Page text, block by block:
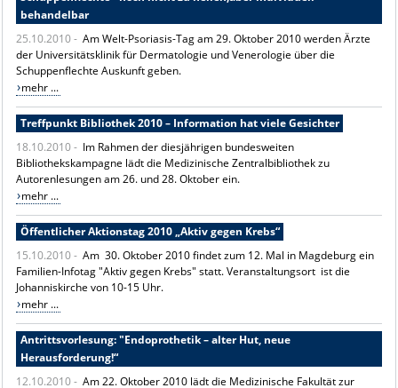
behandelbar
25.10.2010 - Am Welt-Psoriasis-Tag am 29. Oktober 2010 werden Ärzte
der Universitätsklinik für Dermatologie und Venerologie über die
Schuppenflechte Auskunft geben.
mehr ...
Treffpunkt Bibliothek 2010 – Information hat viele Gesichter
18.10.2010 - Im Rahmen der diesjährigen bundesweiten
Bibliothekskampagne lädt die Medizinische Zentralbibliothek zu
Autorenlesungen am 26. und 28. Oktober ein.
mehr ...
Öffentlicher Aktionstag 2010 „Aktiv gegen Krebs“
15.10.2010 - Am 30. Oktober 2010 findet zum 12. Mal in Magdeburg ein
Familien-Infotag "Aktiv gegen Krebs" statt. Veranstaltungsort ist die
Johanniskirche von 10-15 Uhr.
mehr ...
Antrittsvorlesung: "Endoprothetik – alter Hut, neue
Herausforderung!“
12.10.2010 - Am 22. Oktober 2010 lädt die Medizinische Fakultät zur